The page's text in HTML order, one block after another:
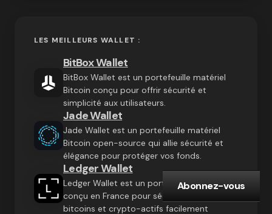
LES MEILLEURS WALLET :
BitBox Wallet
BitBox Wallet est un portefeuille matériel
Bitcoin conçu pour offrir sécurité et
simplicité aux utilisateurs.
Jade Wallet
Jade Wallet est un portefeuille matériel
Bitcoin open-source qui allie sécurité et
élégance pour protéger vos fonds.
Ledger Wallet
Ledger Wallet est un portefeuille matériel
conçu en France pour sécuriser vos
bitcoins et crypto-actifs facilement
Abonnez-vous